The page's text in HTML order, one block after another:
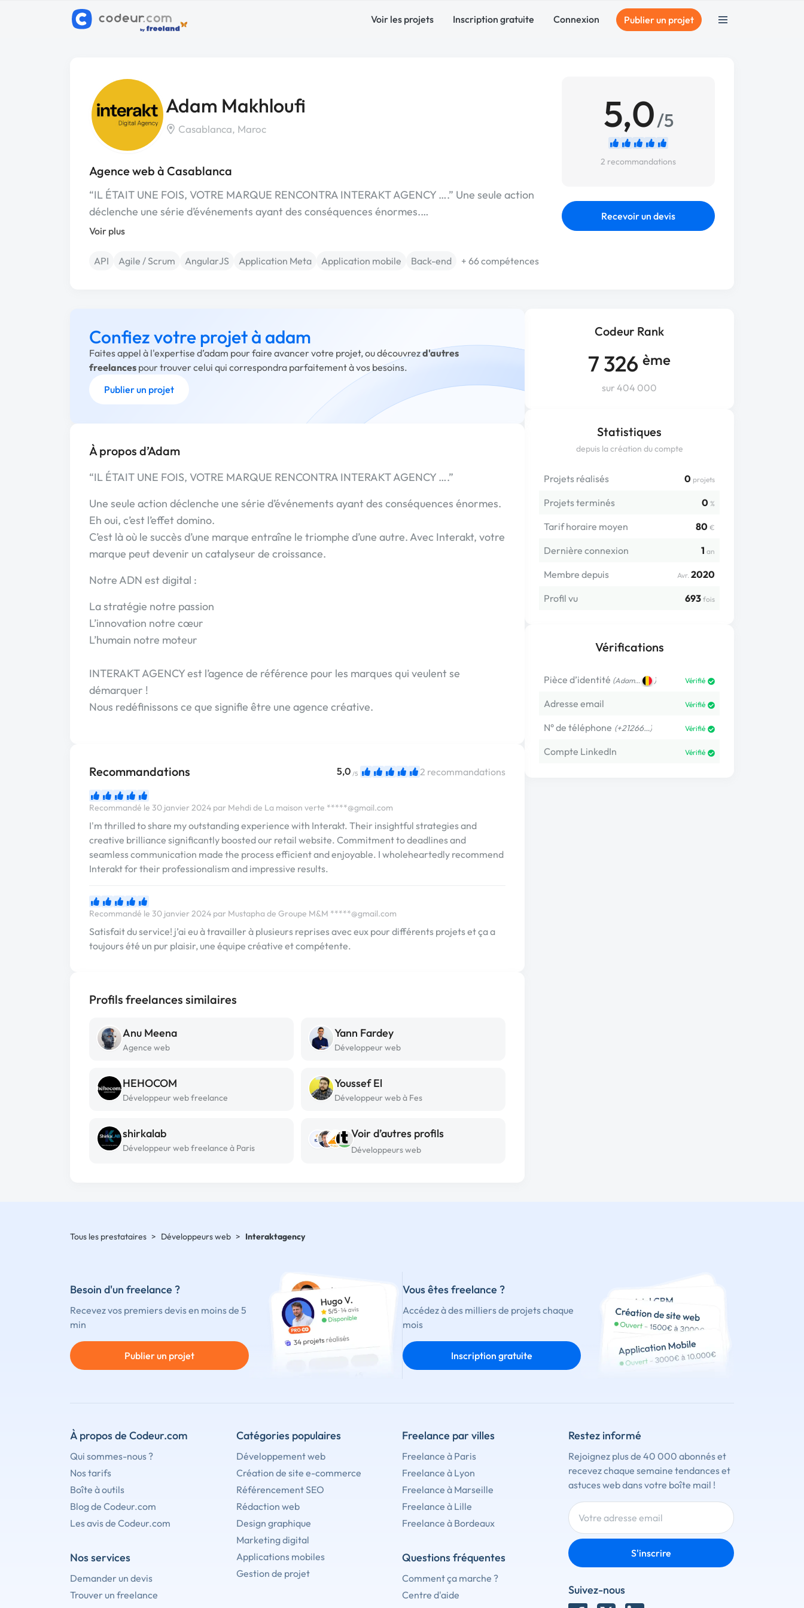
Voir les projets Inscription gratuite Connexion Publier un projet
Adam Makhloufi
Casablanca, Maroc
Agence web à Casablanca
“IL ÉTAIT UNE FOIS, VOTRE MARQUE RENCONTRA INTERAKT AGENCY ….” Une seule action
déclenche une série d’événements ayant des conséquences énormes.…
Voir plus
API Agile / Scrum AngularJS Application Meta Application mobile Back-end + 66 compétences
5,0/5
2 recommandations
Recevoir un devis
Codeur Rank
7 326 ème
sur 404 000
Statistiques
depuis la création du compte
Projets réalisés 0 projets
Projets terminés 0 %
Tarif horaire moyen 80 €
Dernière connexion 1 an
Membre depuis Avr. 2020
Profil vu
693 fois
Vérifications
Pièce d’identité (Adam… ) Vérifié
Adresse email Vérifié
N° de téléphone (+21266…) Vérifié
Compte LinkedIn Vérifié
Confiez votre projet à adam
Faites appel à l'expertise d’adam pour faire avancer votre projet, ou découvrezd'autres
freelances pour trouver celui qui correspondra parfaitement à vos besoins.
Publier un projet
À propos d’Adam
“IL ÉTAIT UNE FOIS, VOTRE MARQUE RENCONTRA INTERAKT AGENCY ….”
Une seule action déclenche une série d’événements ayant des conséquences énormes.
Eh oui, c’est l’effet domino.
C’est là où le succès d’une marque entraîne le triomphe d’une autre. Avec Interakt, votre
marque peut devenir un catalyseur de croissance.
Notre ADN est digital :
La stratégie notre passion
L’innovation notre cœur
L’humain notre moteur
INTERAKT AGENCY est l’agence de référence pour les marques qui veulent se
démarquer !
Nous redéfinissons ce que signifie être une agence créative.
Recommandations 5,0 /5 2 recommandations
Recommandé le 30 janvier 2024 par Mehdi de La maison verte *****@gmail.com
I'm thrilled to share my outstanding experience with Interakt. Their insightful strategies and
creative brilliance significantly boosted our retail website. Commitment to deadlines and
seamless communication made the process efficient and enjoyable. I wholeheartedly recommend
Interakt for their professionalism and impressive results.
Recommandé le 30 janvier 2024 par Mustapha de Groupe M&M *****@gmail.com
Satisfait du service! j’ai eu à travailler à plusieurs reprises avec eux pour différents projets et ça a
toujours été un pur plaisir, une équipe créative et compétente.
Profils freelances similaires
Anu Meena
Agence web
Yann Fardey
Développeur web
HEHOCOM
Développeur web freelance
Youssef El
Développeur web à Fes
shirkalab
Développeur web freelance à Paris
Voir d’autres profils
Développeurs web
Tous les prestataires > Développeurs web > Interaktagency
Besoin d'un freelance ?
Recevez vos premiers devis en moins de 5
min
Publier un projet
Vous êtes freelance ?
Accédez à des milliers de projets chaque
mois
Inscription gratuite
À propos de Codeur.com
Qui sommes-nous ?
Nos tarifs
Boîte à outils
Blog de Codeur.com
Les avis de Codeur.com
Nos services
Demander un devis
Trouver un freelance
Catégories populaires
Développement web
Création de site e-commerce
Référencement SEO
Rédaction web
Design graphique
Marketing digital
Applications mobiles
Gestion de projet
Freelance par villes
Freelance à Paris
Freelance à Lyon
Freelance à Marseille
Freelance à Lille
Freelance à Bordeaux
Questions fréquentes
Comment ça marche ?
Centre d'aide
Restez informé
Rejoignez plus de 40 000 abonnés et
recevez chaque semaine tendances et
astuces web dans votre boîte mail !
S'inscrire
Suivez-nous